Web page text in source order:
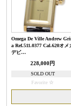
Omega De Ville Andrew
a Ref.511.0377 Cal.620オメ
デビ…
228,000円
SOLD OUT
Favorite